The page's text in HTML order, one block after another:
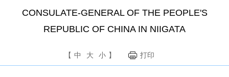
CONSULATE-GENERAL OF THE PEOPLE'S
REPUBLIC OF CHINA IN NIIGATA
【 中 大 小 】 打印